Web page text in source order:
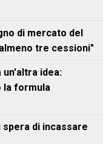
di mercato del
tre cessioni"
un'altra idea:
la formula
spera di incassare